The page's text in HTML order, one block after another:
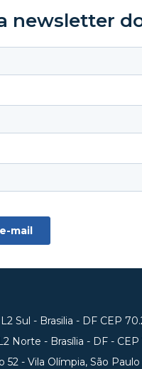
newsletter
Sul - Brasilia - DF CEP
Norte - Brasília - DF -
52 - Vila Olímpia, São